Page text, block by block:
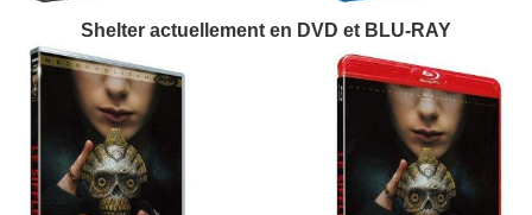
Shelter actuellement en DVD et BLU-RAY